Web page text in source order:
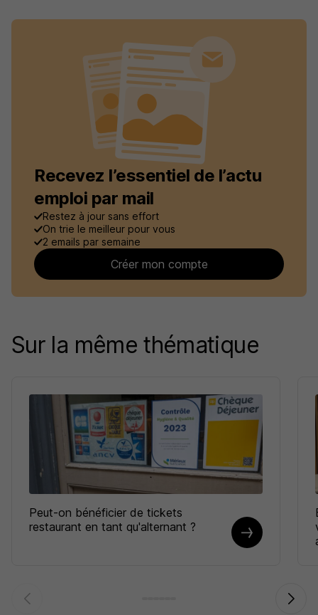
Recevez l’essentiel de l’actu
emploi par mail
Restez à jour sans effort
On trie le meilleur pour vous
2 emails par semaine
Créer mon compte
Sur la même thématique
Peut-on bénéficier de tickets
restaurant en tant qu'alternant ?